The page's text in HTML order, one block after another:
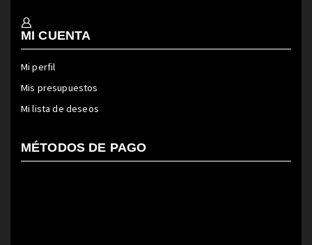
MI CUENTA
Mi perfil
Mis presupuestos
Mi lista de deseos
MÉTODOS DE PAGO